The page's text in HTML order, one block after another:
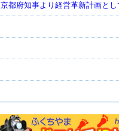
京都府知事より経営革新計画と